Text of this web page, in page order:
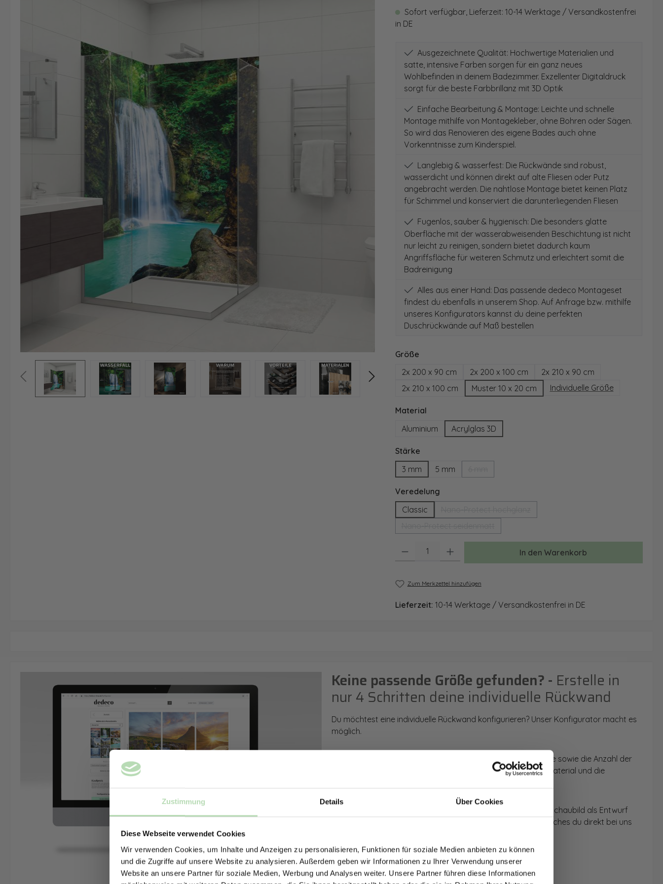
Zustimmung Details Über Cookies
Diese Webseite verwendet Cookies
Wir verwenden Cookies, um Inhalte und Anzeigen zu personalisieren, Funktionen für soziale Medien anbieten zu können
und die Zugriffe auf unsere Website zu analysieren. Außerdem geben wir Informationen zu Ihrer Verwendung unserer
Website an unsere Partner für soziale Medien, Werbung und Analysen weiter. Unsere Partner führen diese Informationen
Sofort verfügbar, Lieferzeit: 10-14 Werktage / Versandkostenfrei
in DE
Ausgezeichnete Qualität: Hochwertige Materialien und
satte, intensive Farben sorgen für ein ganz neues
Wohlbefinden in deinem Badezimmer. Exzellenter Digitaldruck
sorgt für die beste Farbbrillanz mit 3D Optik
Einfache Bearbeitung & Montage: Leichte und schnelle
Montage mithilfe von Montagekleber, ohne Bohren oder Sägen.
So wird das Renovieren des eigene Bades auch ohne
Vorkenntnisse zum Kinderspiel.
Langlebig & wasserfest: Die Rückwände sind robust,
wasserdicht und können direkt auf alte Fliesen oder Putz
angebracht werden. Die nahtlose Montage bietet keinen Platz
für Schimmel und konserviert die darunterliegenden Fliesen
Fugenlos, sauber & hygienisch: Die besonders glatte
Oberfläche mit der wasserabweisenden Beschichtung ist nicht
nur leicht zu reinigen, sondern bietet dadurch kaum
Angriffsfläche für weiteren Schmutz und erleichtert somit die
Badreinigung
Alles aus einer Hand: Das passende dedeco Montageset
findest du ebenfalls in unserem Shop. Auf Anfrage bzw. mithilfe
unseres Konfigurators kannst du deine perfekten
Duschrückwände auf Maß bestellen
Größeauswählen
2x 200 x 90 cm
2x 200 x 100 cm
2x 210 x 90 cm
2x 210 x 100 cm
Muster 10 x 20 cm Individuelle Größe
Materialauswählen
Aluminium
Acrylglas 3D
Stärkeauswählen
3 mm
5 mm
Veredelungauswählen
Classic
(Diese Option ist zurzeit nicht verfügbar.)
Produkt Anzahl: Gib den gewünschten Wert ein oder benutze die Schaltflächen
In den Warenkorb
Zum Merkzettel hinzufügen
Lieferzeit: 10-14 Werktage / Versandkostenfrei in DE
Keine passende Größe gefunden? - Erstelle in
nur 4 Schritten deine individuelle Rückwand
Du möchtest eine individuelle Rückwand konfigurieren? Unser Konfigurator macht es
möglich.
So einfach geht es: Wähle den Anwendungsbereich, die Größe sowie die Anzahl der
Rückwand. Anschließend kannst du dein Wunschmotiv, das Material und die
Mithilfe unseres Konfigurators werden dir die Rückwände im Schaubild als Entwurf
dargestellt. Parallel erhältst du dein individuelles Angebot, welches du direkt bei uns
Zum Konfigurator
Jetzt zum Newsletter anmelden.